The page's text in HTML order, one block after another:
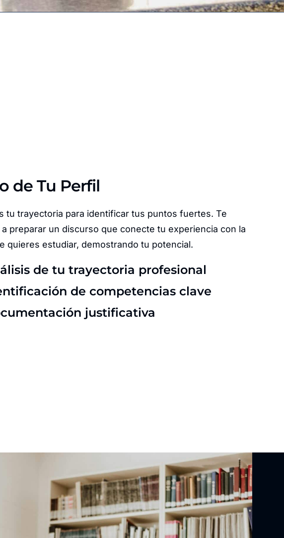
de Tu Perfil
tu trayectoria para identificar tus puntos fuertes. Te
preparar un discurso que conecte tu experiencia con la
quieres estudiar, demostrando tu potencial.
de tu trayectoria profesional
de competencias clave
justificativa